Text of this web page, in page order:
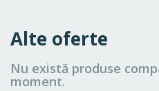
Alte oferte
Nu există produse
moment.